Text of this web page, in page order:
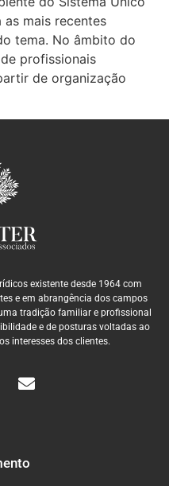
as mais recentes
tema. No âmbito do
profissionais
de organização
existente desde 1964 com
e em abrangência dos campos
tradição familiar e profissional
e de posturas voltadas ao
interesses dos clientes.